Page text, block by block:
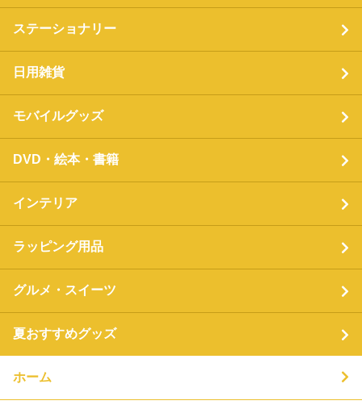
ステーショナリー
日用雑貨
モバイルグッズ
DVD・絵本・書籍
インテリア
ラッピング用品
グルメ・スイーツ
夏おすすめグッズ
ホーム